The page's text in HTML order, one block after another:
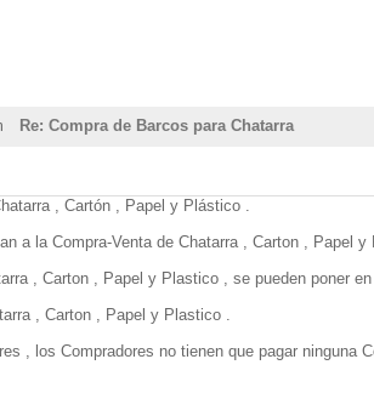
Re: Compra de Barcos para Chatarra
, Cartón , Papel y Plástico .
a la Compra-Venta de Chatarra , Carton , Papel y
, Carton , Papel y Plastico , se pueden poner en
, Carton , Papel y Plastico .
, los Compradores no tienen que pagar ninguna